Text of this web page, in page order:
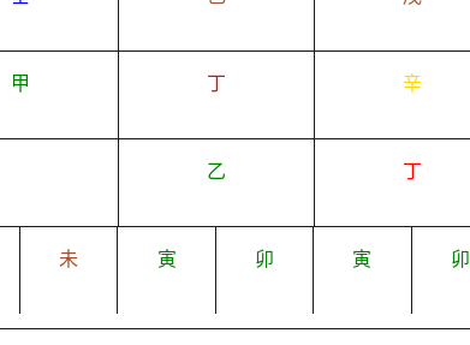
甲 丁 辛
乙 丁
未 寅 卯 寅 卯